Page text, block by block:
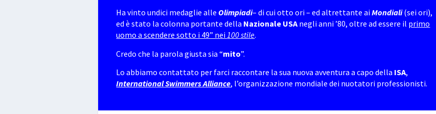
Ha vinto undici medaglie alle Olimpiadi– di cui otto ori – ed altrettante aiMondiali(sei ori),
ed è stato la colonna portante della Nazionale USAnegli anni ’80, oltre ad essere il primo
uomo a scendere sotto i 49” nei100 stile.
Credo che la parola giusta sia “mito”.
Lo abbiamo contattato per farci raccontare la sua nuova avventura a capo della ISA,
International Swimmers Alliance, l’organizzazione mondiale dei nuotatori professionisti.